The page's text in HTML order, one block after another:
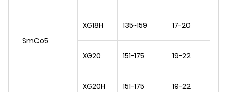
SmCo5
XG18H 135~159 17-20
XG20 151-175 19-22
XG20H 151-175 19-22